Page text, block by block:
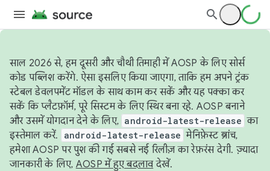
साल 2026 से, हम दूसरी और चौथी तिमाही में AOSP के लिए सोर्स
कोड पब्लिश करेंगे. ऐसा इसलिए किया जाएगा, ताकि हम अपने ट्रंक
स्टेबल डेवलपमेंट मॉडल के साथ काम कर सकें और यह पक्का कर
सकें कि प्लैटफ़ॉर्म, पूरे सिस्टम के लिए स्थिर बना रहे. AOSP बनाने
और उसमें योगदान देने के लिए, android-latest-release का
इस्तेमाल करें.
android-latest-release मेनिफ़ेस्ट ब्रांच,
हमेशा AOSP पर पुश की गई सबसे नई रिलीज़ का रेफ़रंस देगी. ज़्यादा
जानकारी के लिए, AOSP में हुए बदलावदेखें.